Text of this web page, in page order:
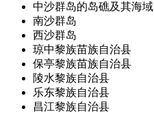
中沙群岛的岛礁及其海域
南沙群岛
西沙群岛
琼中黎族苗族自治县
保亭黎族苗族自治县
陵水黎族自治县
乐东黎族自治县
昌江黎族自治县